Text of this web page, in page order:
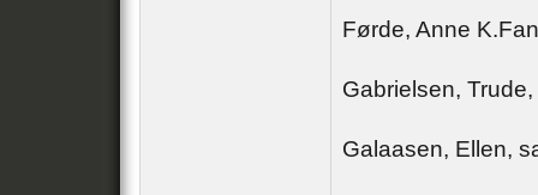
Førde, Anne
Gabrielsen,
Galaasen, Ellen,